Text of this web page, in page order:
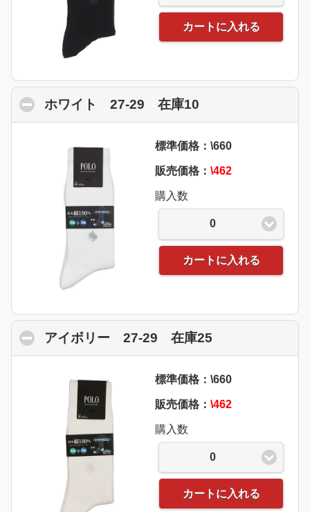
カートに入れる
ホワイト 27-29 在庫10
標準価格：\660
販売価格： \462
購入数
0
カートに入れる
アイボリー 27-29 在庫25
標準価格：\660
販売価格： \462
購入数
0
カートに入れる